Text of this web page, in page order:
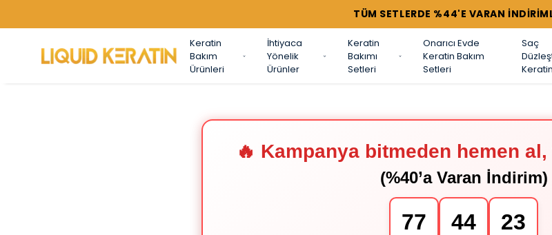
TÜM SETLERDE %44'E VARAN
Keratin
Bakım
Ürünleri
İhtiyaca
Yönelik
Ürünler
Keratin
Bakımı
Setleri
Onarıcı Evde
Keratin Bakım
Setleri
Saç
🔥 Kampanya bitmeden hemen al,
(%40’a Varan İndirim)
77 44 22